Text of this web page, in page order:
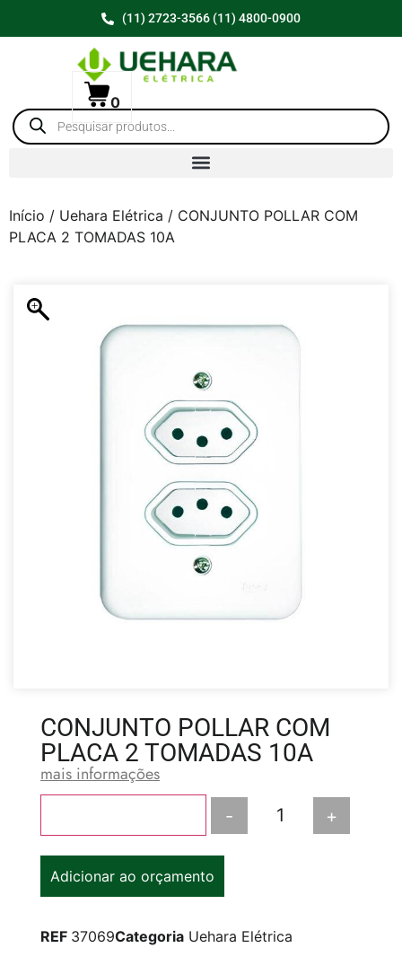
(11) 2723-3566 (11) 4800-0900
0
Início / Uehara Elétrica / CONJUNTO POLLAR COM
PLACA 2 TOMADAS 10A
CONJUNTO POLLAR COM
PLACA 2 TOMADAS 10A
mais informações
- +
Adicionar ao orçamento
REF 37069Categoria Uehara Elétrica